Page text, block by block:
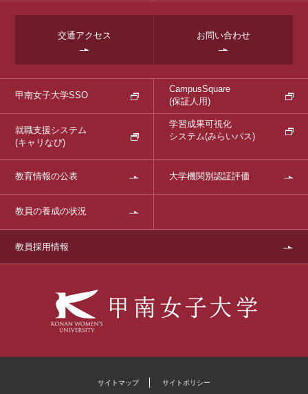
交通アクセス お問い合わせ
甲南女子大学SSO
CampusSquare
(保証人用)
就職支援システム
(キャリなび)
学習成果可視化
システム(みらいパス)
教育情報の公表 大学機関別認証評価
教員の養成の状況
教員採用情報
サイトマップ サイトポリシー